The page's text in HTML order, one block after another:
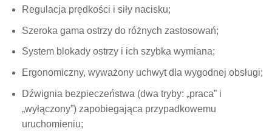
Regulacja prędkości i siły nacisku;
Szeroka gama ostrzy do różnych zastosowań;
System blokady ostrzy i ich szybka wymiana;
Ergonomiczny, wyważony uchwyt dla wygodnej obsługi;
Dźwignia bezpieczeństwa (dwa tryby: „praca” i
„wyłączony”) zapobiegająca przypadkowemu
uruchomieniu;